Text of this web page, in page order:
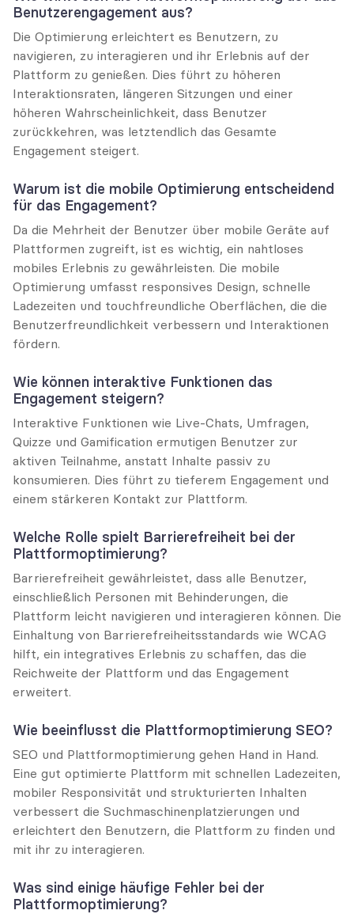
Benutzerengagement aus?
Die Optimierung erleichtert es Benutzern, zu
navigieren, zu interagieren und ihr Erlebnis auf der
Plattform zu genießen. Dies führt zu höheren
Interaktionsraten, längeren Sitzungen und einer
höheren Wahrscheinlichkeit, dass Benutzer
zurückkehren, was letztendlich das Gesamte
Engagement steigert.
Warum ist die mobile Optimierung entscheidend
für das Engagement?
Da die Mehrheit der Benutzer über mobile Geräte auf
Plattformen zugreift, ist es wichtig, ein nahtloses
mobiles Erlebnis zu gewährleisten. Die mobile
Optimierung umfasst responsives Design, schnelle
Ladezeiten und touchfreundliche Oberflächen, die die
Benutzerfreundlichkeit verbessern und Interaktionen
fördern.
Wie können interaktive Funktionen das
Engagement steigern?
Interaktive Funktionen wie Live-Chats, Umfragen,
Quizze und Gamification ermutigen Benutzer zur
aktiven Teilnahme, anstatt Inhalte passiv zu
konsumieren. Dies führt zu tieferem Engagement und
einem stärkeren Kontakt zur Plattform.
Welche Rolle spielt Barrierefreiheit bei der
Plattformoptimierung?
Barrierefreiheit gewährleistet, dass alle Benutzer,
einschließlich Personen mit Behinderungen, die
Plattform leicht navigieren und interagieren können. Die
Einhaltung von Barrierefreiheitsstandards wie WCAG
hilft, ein integratives Erlebnis zu schaffen, das die
Reichweite der Plattform und das Engagement
erweitert.
Wie beeinflusst die Plattformoptimierung SEO?
SEO und Plattformoptimierung gehen Hand in Hand.
Eine gut optimierte Plattform mit schnellen Ladezeiten,
mobiler Responsivität und strukturierten Inhalten
verbessert die Suchmaschinenplatzierungen und
erleichtert den Benutzern, die Plattform zu finden und
mit ihr zu interagieren.
Was sind einige häufige Fehler bei der
Plattformoptimierung?